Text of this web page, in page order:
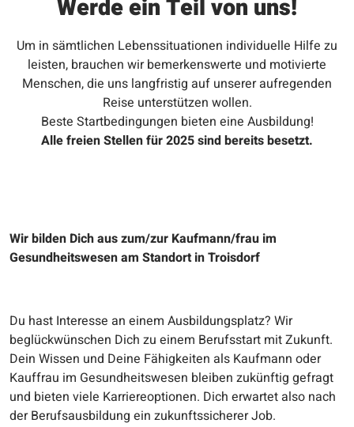
Werde ein Teil von uns!
Um in sämtlichen Lebenssituationen individuelle Hilfe zu
leisten, brauchen wir bemerkenswerte und motivierte
Menschen, die uns langfristig auf unserer aufregenden
Reise unterstützen wollen.
Beste Startbedingungen bieten eine Ausbildung!
Alle freien Stellen für 2025 sind bereits besetzt.
Wir bilden Dich aus zum/zur Kaufmann/frau im
Gesundheitswesen am Standort in Troisdorf
Du hast Interesse an einem Ausbildungsplatz? Wir
beglückwünschen Dich zu einem Berufsstart mit Zukunft.
Dein Wissen und Deine Fähigkeiten als Kaufmann oder
Kauffrau im Gesundheitswesen bleiben zukünftig gefragt
und bieten viele Karriereoptionen. Dich erwartet also nach
der Berufsausbildung ein zukunftssicherer Job.